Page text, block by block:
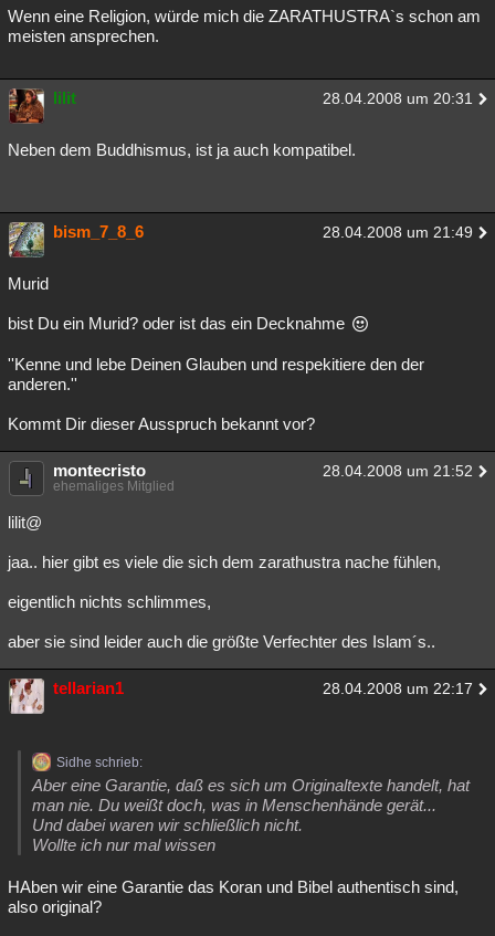
Wenn eine Religion, würde mich die ZARATHUSTRA`s schon am
meisten ansprechen.
lilit 28.04.2008 um 20:31
Neben dem Buddhismus, ist ja auch kompatibel.
bism_7_8_6 28.04.2008 um 21:49
Murid
bist Du ein Murid? oder ist das ein Decknahme
''Kenne und lebe Deinen Glauben und respekitiere den der
anderen.''
Kommt Dir dieser Ausspruch bekannt vor?
montecristo 28.04.2008 um 21:52
ehemaliges Mitglied
lilit@
jaa.. hier gibt es viele die sich dem zarathustra nache fühlen,
eigentlich nichts schlimmes,
aber sie sind leider auch die größte Verfechter des Islam´s..
tellarian1 28.04.2008 um 22:17
Sidhe schrieb:
Aber eine Garantie, daß es sich um Originaltexte handelt, hat
man nie. Du weißt doch, was in Menschenhände gerät...
Und dabei waren wir schließlich nicht.
Wollte ich nur mal wissen
HAben wir eine Garantie das Koran und Bibel authentisch sind,
also original?